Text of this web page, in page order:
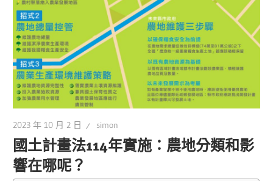
2023 年 10 月 2 日 simon
國土計畫法114年實施：農地分類和影
響在哪呢？